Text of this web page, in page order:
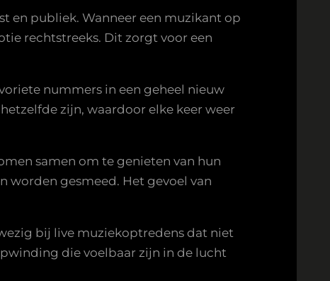
en publiek. Wanneer een muzikant op
rechtstreeks. Dit zorgt voor een
nummers in een geheel nieuw
zijn, waardoor elke keer weer
samen om te genieten van hun
worden gesmeed. Het gevoel van
bij live muziekoptredens dat niet
die voelbaar zijn in de lucht